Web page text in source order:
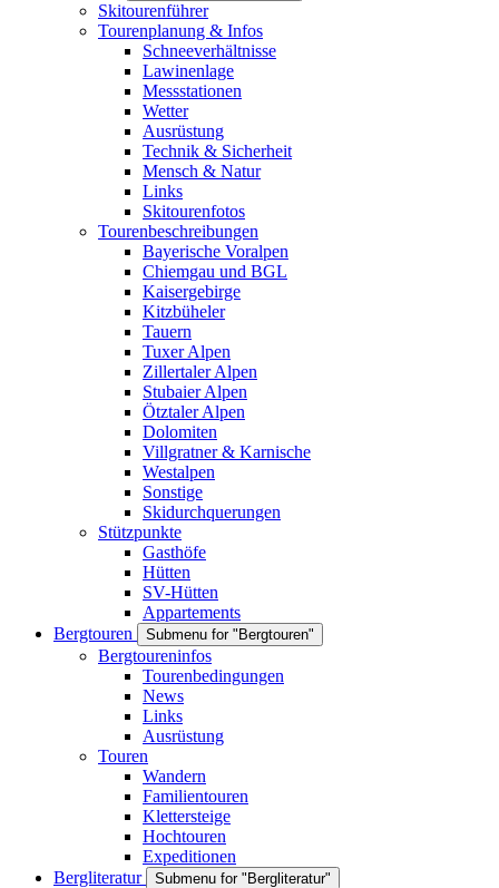
Skitourenführer
Tourenplanung & Infos
Schneeverhältnisse
Lawinenlage
Messstationen
Wetter
Ausrüstung
Technik & Sicherheit
Mensch & Natur
Links
Skitourenfotos
Tourenbeschreibungen
Bayerische Voralpen
Chiemgau und BGL
Kaisergebirge
Kitzbüheler
Tauern
Tuxer Alpen
Zillertaler Alpen
Stubaier Alpen
Ötztaler Alpen
Dolomiten
Villgratner & Karnische
Westalpen
Sonstige
Skidurchquerungen
Stützpunkte
Gasthöfe
Hütten
SV-Hütten
Appartements
Bergtouren
Submenu for "Bergtouren"
Bergtoureninfos
Tourenbedingungen
News
Links
Ausrüstung
Touren
Wandern
Familientouren
Klettersteige
Hochtouren
Expeditionen
Bergliteratur
Submenu for "Bergliteratur"